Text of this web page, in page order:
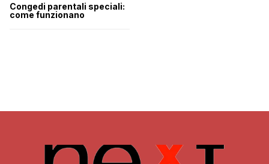
Congedi parentali speciali:
come funzionano